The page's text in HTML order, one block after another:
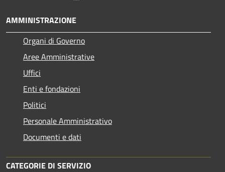
AMMINISTRAZIONE
Organi di Governo
Aree Amministrative
Uffici
Enti e fondazioni
Politici
Personale Amministrativo
Documenti e dati
CATEGORIE DI SERVIZIO